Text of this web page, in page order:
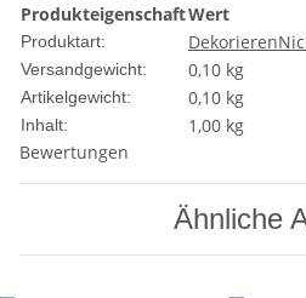
ProdukteigenschaftWert
Produktart: Dekorieren
Versandgewicht: 0,10 kg
Artikelgewicht: 0,10 kg
Inhalt:
1,00 kg
Bewertungen
Ähnliche